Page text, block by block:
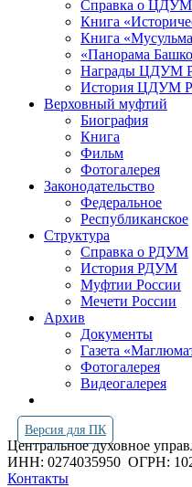
Справка о ЦДУМ
Книга
Книга
«Панорама
Награды ЦДУМ
История ЦДУМ
Верховный муфтий
Биография
Книга
Фильм
Фотогалерея
Законодательство
Федеральное
Республиканское
Структура
Справка о РДУМ
История РДУМ
Муфтии России
Мечети России
Архив
Документы
Газета
Фотогалерея
Видеогалерея
Версия для ПК
Центральное духовное
ИНН: 0274035950 ОГРН:
Контакты